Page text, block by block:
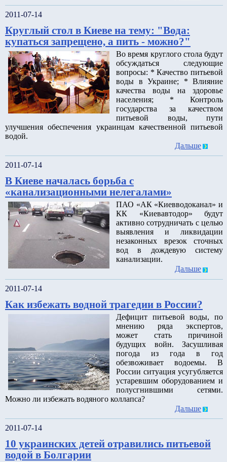
2011-07-14
Круглый стол в Киеве на тему: "Вода:
купаться запрещено, а пить - можно?"
Во время круглого стола будут
обсуждаться следующие
вопросы: * Качество питьевой
воды в Украине; * Влияние
качества воды на здоровье
населения; * Контроль
государства за качеством
питьевой воды, пути
улучшения обеспечения украинцам качественной питьевой
водой.
Дальше
2011-07-14
В Киеве началась борьба с
«канализационными нелегалами»
ПАО «АК «Киевводоканал» и
КК «Киевавтодор» будут
активно сотрудничать с целью
выявления и ликвидации
незаконных врезок сточных
вод в дождевую систему
канализации.
Дальше
2011-07-14
Как избежать водной трагедии в России?
Дефицит питьевой воды, по
мнению ряда экспертов,
может стать причиной
будущих войн. Засушливая
погода из года в год
обезвоживает водоемы. В
России ситуация усугубляется
устаревшим оборудованием и
полусгнившими сетями.
Можно ли избежать водяного коллапса?
Дальше
2011-07-14
10 украинских детей отравились питьевой
водой в Болгарии